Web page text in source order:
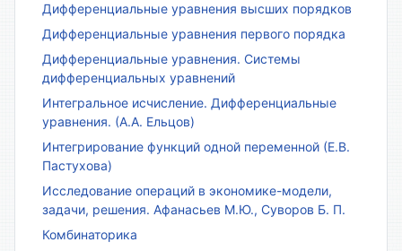
Дифференциальные уравнения высших порядков
Дифференциальные уравнения первого порядка
Дифференциальные уравнения. Системы
дифференциальных уравнений
Интегральное исчисление. Дифференциальные
уравнения. (А.А. Ельцов)
Интегрирование функций одной переменной (Е.В.
Пастухова)
Исследование операций в экономике-модели,
задачи, решения. Афанасьев М.Ю., Суворов Б. П.
Комбинаторика